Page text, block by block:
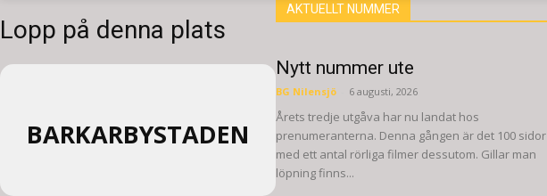
Lopp på denna plats
BARKARBYSTADEN
AKTUELLT NUMMER
Nytt nummer ute
BG Nilensjö 6 augusti, 2026
Årets tredje utgåva har nu landat hos
prenumeranterna. Denna gången är det 100 sidor
med ett antal rörliga filmer dessutom. Gillar man
löpning finns...